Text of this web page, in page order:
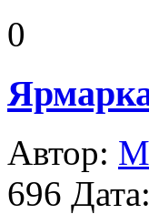
0
Автор:
696